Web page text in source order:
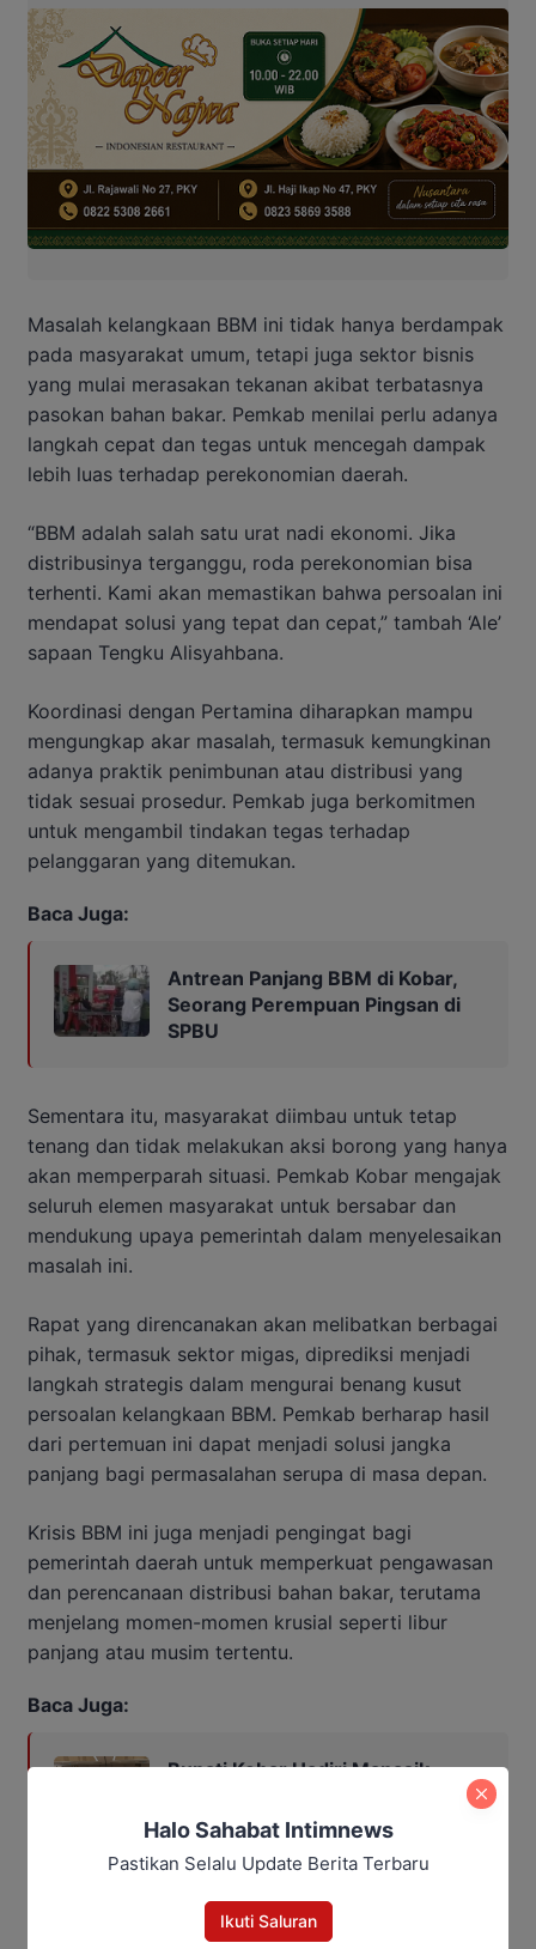
Masalah kelangkaan BBM ini tidak hanya berdampak
pada masyarakat umum, tetapi juga sektor bisnis
yang mulai merasakan tekanan akibat terbatasnya
pasokan bahan bakar. Pemkab menilai perlu adanya
langkah cepat dan tegas untuk mencegah dampak
lebih luas terhadap perekonomian daerah.
“BBM adalah salah satu urat nadi ekonomi. Jika
distribusinya terganggu, roda perekonomian bisa
terhenti. Kami akan memastikan bahwa persoalan ini
mendapat solusi yang tepat dan cepat,” tambah ‘Ale’
sapaan Tengku Alisyahbana.
Koordinasi dengan Pertamina diharapkan mampu
mengungkap akar masalah, termasuk kemungkinan
adanya praktik penimbunan atau distribusi yang
tidak sesuai prosedur. Pemkab juga berkomitmen
untuk mengambil tindakan tegas terhadap
pelanggaran yang ditemukan.
Baca Juga:
Antrean Panjang BBM di Kobar,
Seorang Perempuan Pingsan di
SPBU
Sementara itu, masyarakat diimbau untuk tetap
tenang dan tidak melakukan aksi borong yang hanya
akan memperparah situasi. Pemkab Kobar mengajak
seluruh elemen masyarakat untuk bersabar dan
mendukung upaya pemerintah dalam menyelesaikan
masalah ini.
Rapat yang direncanakan akan melibatkan berbagai
pihak, termasuk sektor migas, diprediksi menjadi
langkah strategis dalam mengurai benang kusut
persoalan kelangkaan BBM. Pemkab berharap hasil
dari pertemuan ini dapat menjadi solusi jangka
panjang bagi permasalahan serupa di masa depan.
Krisis BBM ini juga menjadi pengingat bagi
pemerintah daerah untuk memperkuat pengawasan
dan perencanaan distribusi bahan bakar, terutama
menjelang momen-momen krusial seperti libur
panjang atau musim tertentu.
Baca Juga:
Bupati Kobar Hadiri Manasik
Umrah Alkamila
Halo Sahabat Intimnews
Pastikan Selalu Update Berita Terbaru
Ikuti Saluran